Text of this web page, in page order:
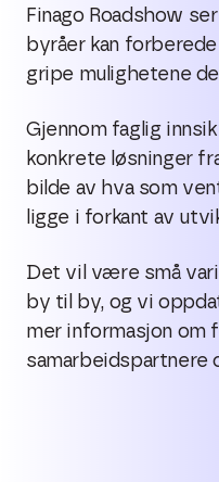
Finago Roadshow
byråer kan
gripe mulighetene
Gjennom faglig
konkrete løsninger
bilde av hva som
ligge i forkant av
Det vil være små
by til by, og vi
mer informasjon om
samarbeidspartnere